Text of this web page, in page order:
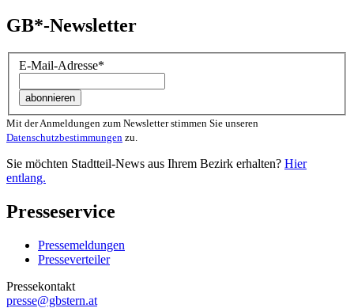
GB*-Newsletter
E-Mail-Adresse*
Mit der Anmeldungen zum Newsletter stimmen Sie unseren
Datenschutzbestimmungen zu.
Sie möchten Stadtteil-News aus Ihrem Bezirk erhalten? Hier
entlang.
Presseservice
Pressemeldungen
Presseverteiler
Pressekontakt
presse@gbstern.at